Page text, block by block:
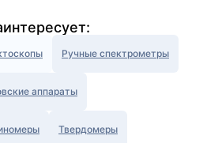
Ручные спектрометры
аппараты
Твердомеры